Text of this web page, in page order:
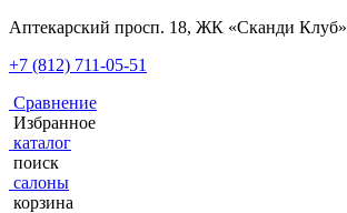
Аптекарский просп. 18, ЖК «Сканди Клуб»
+7 (812) 711-05-51
Сравнение
Избранное
каталог
поиск
салоны
корзина